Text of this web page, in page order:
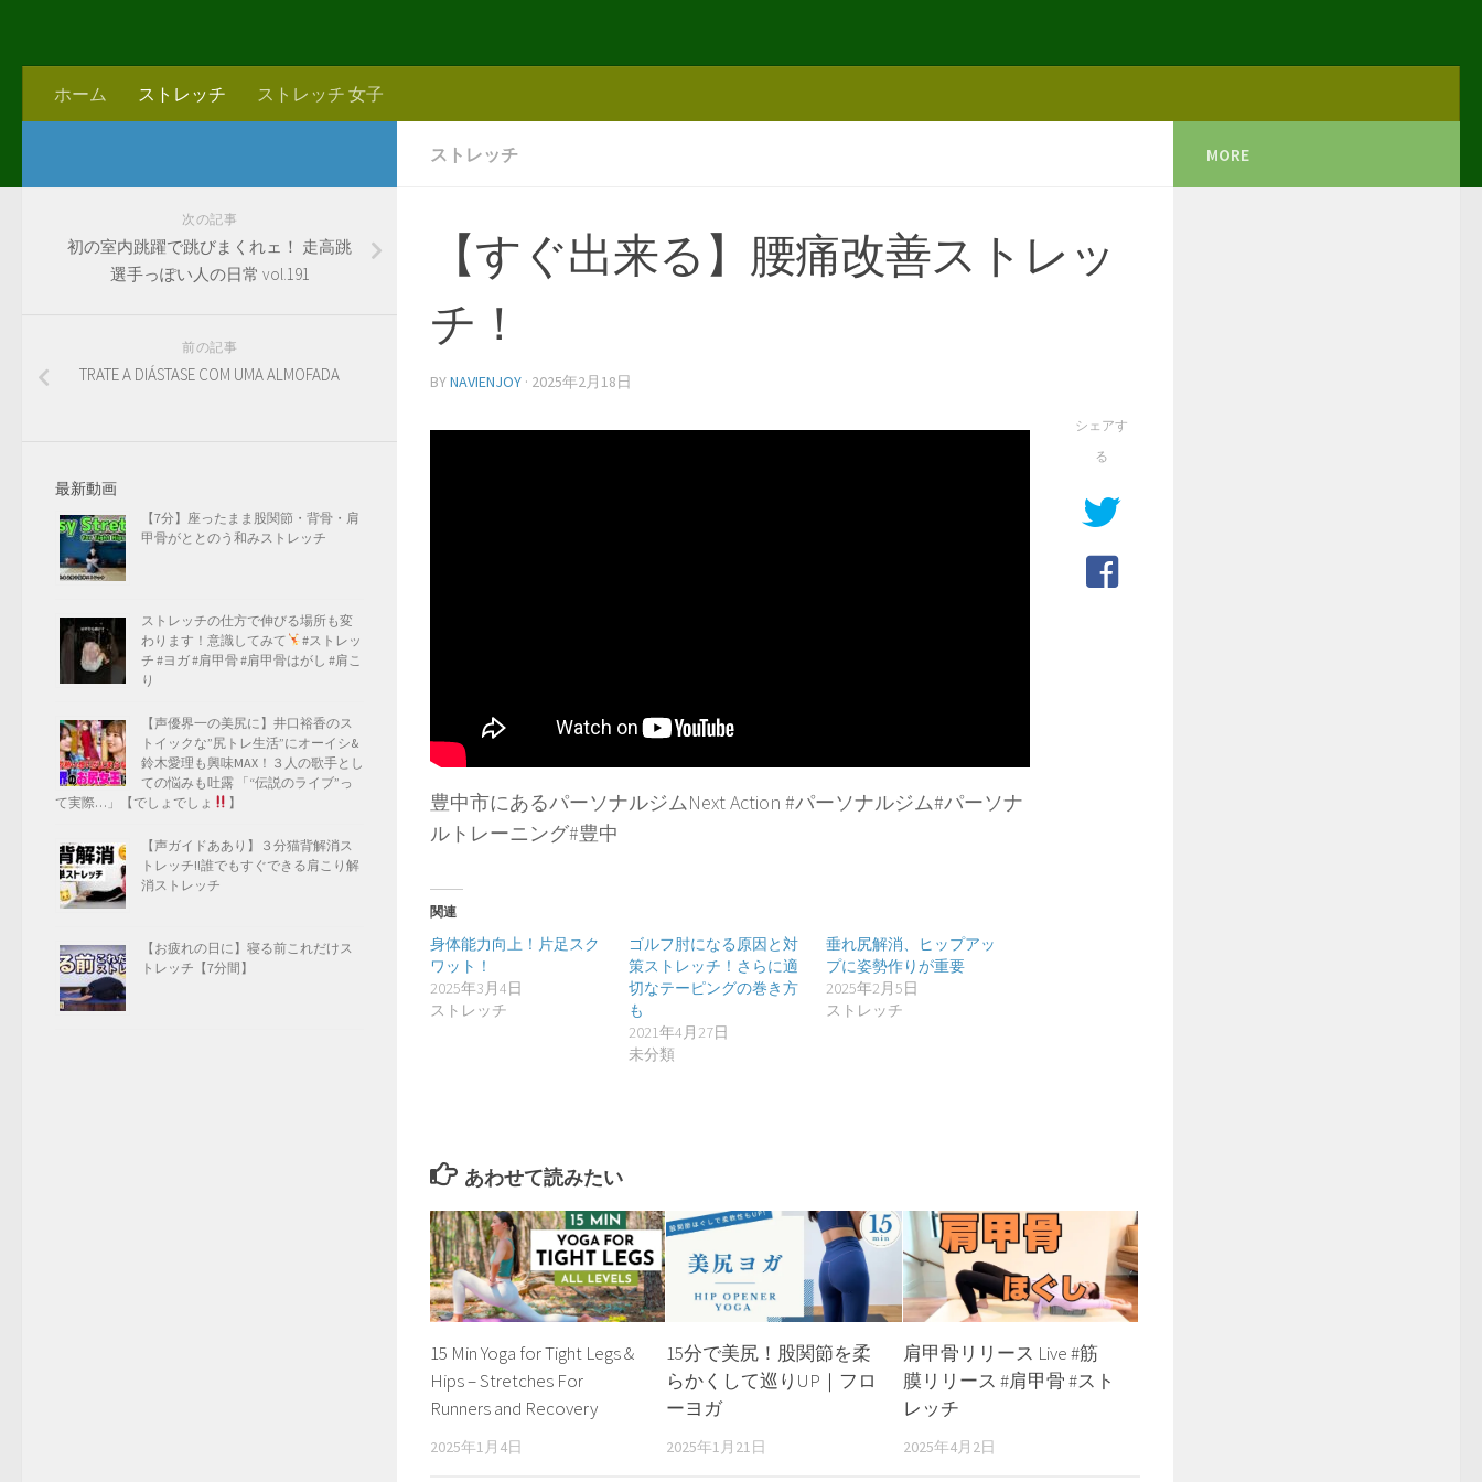
ホーム ストレッチ ストレッチ 女子
ストレッチ
【すぐ出来る】腰痛改善ストレッ
チ！
BYNAVIENJOY · 2025年2月18日
豊中市にあるパーソナルジムNext Action #パーソナルジム#パーソナ
ルトレーニング#豊中
関連
身体能力向上！片足スク
ワット！
2025年3月4日
ストレッチ
ゴルフ肘になる原因と対
策ストレッチ！さらに適
切なテーピングの巻き方
も
2021年4月27日
未分類
垂れ尻解消、ヒップアッ
プに姿勢作りが重要
2025年2月5日
ストレッチ
シェアす
る
あわせて読みたい
15 Min Yoga for Tight Legs &
Hips – Stretches For
Runners and Recovery
2025年1月4日
15分で美尻！股関節を柔
らかくして巡りUP｜フロ
ーヨガ
2025年1月21日
肩甲骨リリース Live #筋
膜リリース #肩甲骨 #スト
レッチ
2025年4月2日
次の記事
初の室内跳躍で跳びまくれェ！ 走高跳
選手っぽい人の日常 vol.191
前の記事
TRATE A DIÁSTASE COM UMA ALMOFADA
最新動画
【7分】座ったまま股関節・背骨・肩
甲骨がととのう和みストレッチ
ストレッチの仕方で伸びる場所も変
わります！意識してみて
#ストレッ
チ #ヨガ #肩甲骨 #肩甲骨はがし #肩こ
り
【声優界一の美尻に】井口裕香のス
トイックな”尻トレ生活”にオーイシ&
鈴木愛理も興味MAX！３人の歌手とし
ての悩みも吐露 「“伝説のライブ”っ
て実際…」【でしょでしょ
】
【声ガイドああり】３分猫背解消ス
トレッチ!!誰でもすぐできる肩こり解
消ストレッチ
【お疲れの日に】寝る前これだけス
トレッチ【7分間】
MORE